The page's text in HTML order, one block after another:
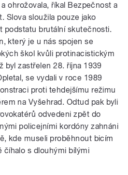
ohrožovala, říkal Bezpečnost a
Slova sloužila pouze jako
podstatu brutální skutečnosti.
který je u nás spojen se
škol kvůli protinacistickým
byl zastřelen 28. října 1939
se vydali v roce 1989
proti tehdejšímu režimu
na Vyšehrad. Odtud pak byli
odvedeni zpět do
policejními kordóny zahnáni
kde museli proběhnout bicím
číhalo s dlouhými bílými